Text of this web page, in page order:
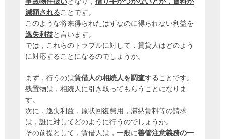
減額されることです。
このような将来得られたはずなのに得られない利益を
逸失利益と言います。
では，これらのトラブルに対して，賃貸人はどのよう
に対応することになるのでしょうか。
まず，行うのは賃借人の相続人を調査することです。
残置物は，相続人に引き取ってもらうことになりま
す。
次に，逸失利益，原状回復費用，滞納賃料等の請求
は，誰に対してどのように行うのでしょうか。
その前提として，賃借人は，一般に善管注意義務の一